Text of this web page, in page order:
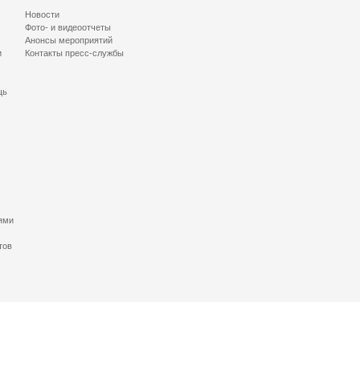
Новости
Фото- и видеоотчеты
Анонсы мероприятий
Контакты пресс-службы